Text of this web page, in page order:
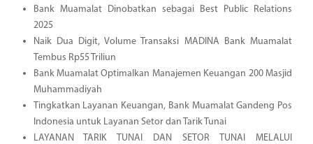
Bank Muamalat Dinobatkan sebagai Best Public Relations
2025
Naik Dua Digit, Volume Transaksi MADINA Bank Muamalat
Tembus Rp55 Triliun
Bank Muamalat Optimalkan Manajemen Keuangan 200 Masjid
Muhammadiyah
Tingkatkan Layanan Keuangan, Bank Muamalat Gandeng Pos
Indonesia untuk Layanan Setor dan Tarik Tunai
LAYANAN TARIK TUNAI DAN SETOR TUNAI MELALUI